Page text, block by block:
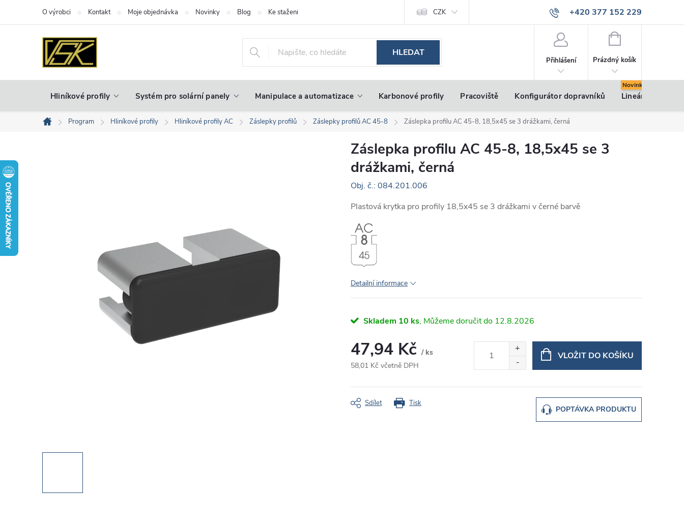
+420 377 152 229
info@vsk-profily.cz
O výrobci Kontakt Moje objednávka Novinky Blog Ke stažení CZK
HLEDAT
Přihlášení
NÁKUPNÍ
Prázdný košík
Hliníkové profily Systém pro solární panely Manipulace a automatizace Karbonové profily Pracoviště Konfigurátor dopravníků Lineární pohony
Domů
Program Hliníkové profily Hliníkové profily AC Záslepky profilů Záslepky profilů AC 45-8 Záslepka profilu AC 45-8, 18,5x45 se 3 drážkami, černá
Záslepka profilu AC 45-8, 18,5x45 se 3
drážkami, černá
Obj. č.: 084.201.006
Plastová krytka pro profily 18,5x45 se 3 drážkami v černé barvě
Detailní informace
Skladem 10 ks 12.8.2026
47,94 Kč / ks
58,01 Kč včetně DPH
cena:
VLOŽIT DO KOŠÍKU
Tisk
POPTÁVKA PRODUKTU
Sdílet